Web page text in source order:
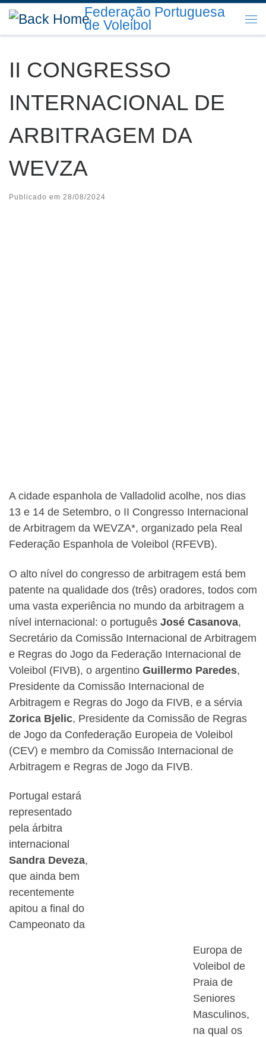
Skip to content Federação Portuguesa
de Voleibol
II CONGRESSO
INTERNACIONAL DE
ARBITRAGEM DA
WEVZA
Publicado em 28/08/2024
A cidade espanhola de Valladolid acolhe, nos dias
13 e 14 de Setembro, o II Congresso Internacional
de Arbitragem da WEVZA*, organizado pela Real
Federação Espanhola de Voleibol (RFEVB).
O alto nível do congresso de arbitragem está bem
patente na qualidade dos (três) oradores, todos com
uma vasta experiência no mundo da arbitragem a
nível internacional: o português José Casanova,
Secretário da Comissão Internacional de Arbitragem
e Regras do Jogo da Federação Internacional de
Voleibol (FIVB), o argentino Guillermo Paredes,
Presidente da Comissão Internacional de
Arbitragem e Regras do Jogo da FIVB, e a sérvia
Zorica Bjelic, Presidente da Comissão de Regras
de Jogo da Confederação Europeia de Voleibol
(CEV) e membro da Comissão Internacional de
Arbitragem e Regras de Jogo da FIVB.
Portugal estará
representado
pela árbitra
internacional
Sandra Deveza,
que ainda bem
recentemente
apitou a final do
Campeonato da
Europa de
Voleibol de
Praia de
Seniores
Masculinos,
na qual os